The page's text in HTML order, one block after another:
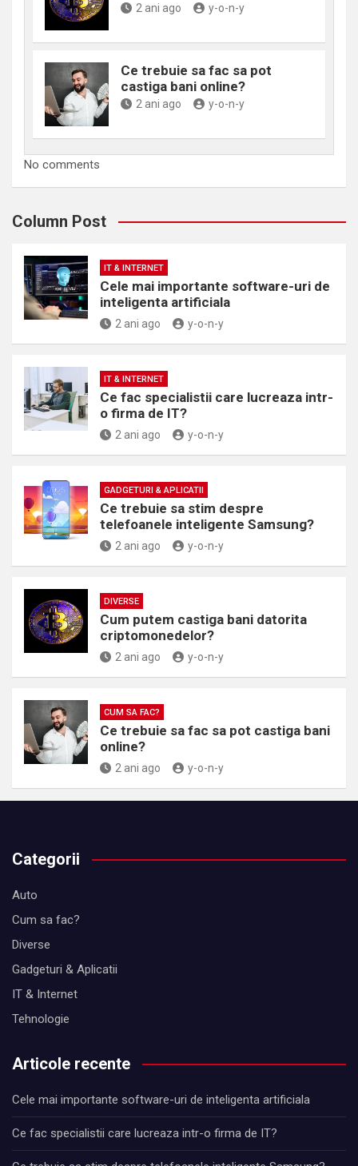
2 ani ago y-o-n-y
Ce trebuie sa fac sa pot
castiga bani online?
2 ani ago y-o-n-y
No comments
Column Post
IT & INTERNET
Cele mai importante software-uri de
inteligenta artificiala
2 ani ago y-o-n-y
IT & INTERNET
Ce fac specialistii care lucreaza intr-
o firma de IT?
2 ani ago y-o-n-y
GADGETURI & APLICATII
Ce trebuie sa stim despre
telefoanele inteligente Samsung?
2 ani ago y-o-n-y
DIVERSE
Cum putem castiga bani datorita
criptomonedelor?
2 ani ago y-o-n-y
CUM SA FAC?
Ce trebuie sa fac sa pot castiga bani
online?
2 ani ago y-o-n-y
Categorii
Auto
Cum sa fac?
Diverse
Gadgeturi & Aplicatii
IT & Internet
Tehnologie
Articole recente
Cele mai importante software-uri de inteligenta artificiala
Ce fac specialistii care lucreaza intr-o firma de IT?